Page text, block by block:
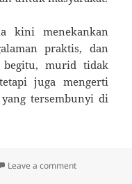
kini menekankan
praktis, dan
begitu, murid tidak
juga mengerti
tersembunyi di
Leave a commenton Murid Tak